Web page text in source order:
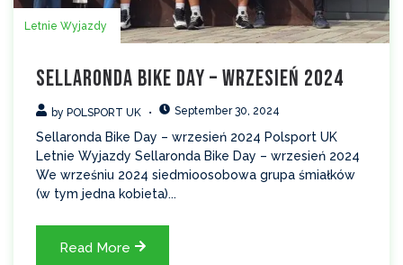
Letnie Wyjazdy
Sellaronda Bike Day – wrzesień 2024
by POLSPORT UK September 30, 2024
Sellaronda Bike Day – wrzesień 2024 Polsport UK
Letnie Wyjazdy Sellaronda Bike Day – wrzesień 2024
We wrześniu 2024 siedmioosobowa grupa śmiałków
(w tym jedna kobieta)...
Read More